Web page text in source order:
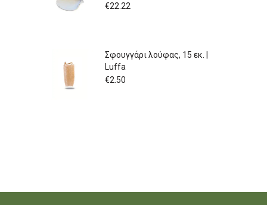
€22.22
Σφουγγάρι λούφας, 15 εκ. |
Luffa
€2.50